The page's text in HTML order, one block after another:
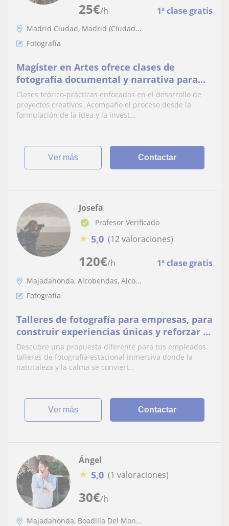
25€/h 1ª clase gratis
Madrid Ciudad, Madrid (Ciudad...
Fotografía
Magíster en Artes ofrece clases de
fotografía documental y narrativa para
jóvenes y adultos en Madrid. 20 años de
experiencia.
Clases teórico-prácticas enfocadas en el desarrollo de
proyectos creativos. Acompaño el proceso desde la
formulación de la idea y la invest...
ver más Contactar
120€/h 1ª clase gratis
Josefa
Profesor Verificado
★ 5,0 (12 valoraciones)
Majadahonda, Alcobendas, Alco...
Fotografía
Talleres de fotografía para empresas, para
construir experiencias únicas y reforzar la
cohesión dentro de la empresa
Descubre una propuesta diferente para tus empleados:
talleres de fotografía estacional inmersiva donde la
naturaleza y la calma se conviert...
ver más Contactar
30€/h
Ángel
★ 5,0 (1 valoraciones)
Majadahonda, Boadilla Del Mon...